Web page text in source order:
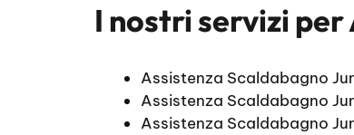
I nostri servizi per
Assistenza Scaldabagno
Assistenza Scaldabagno
Assistenza Scaldabagno